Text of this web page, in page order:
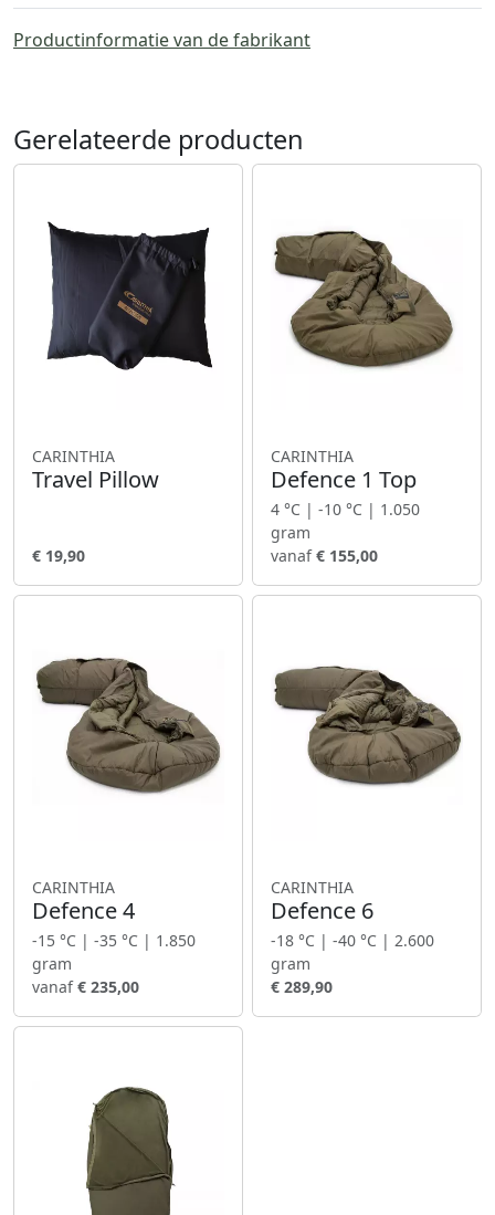
Productinformatie van de fabrikant
Gerelateerde producten
CARINTHIA
Travel Pillow
€ 19,90
CARINTHIA
Defence 1 Top
4 °C | -10 °C | 1.050
gram
vanaf€ 155,00
CARINTHIA
Defence 4
-15 °C | -35 °C | 1.850
gram
vanaf€ 235,00
CARINTHIA
Defence 6
-18 °C | -40 °C | 2.600
gram
€ 289,90